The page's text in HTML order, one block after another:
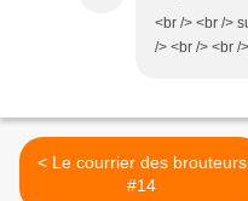
<br /> <br />
/> <br /> <br />
< Le courrier des brouteurs
#14